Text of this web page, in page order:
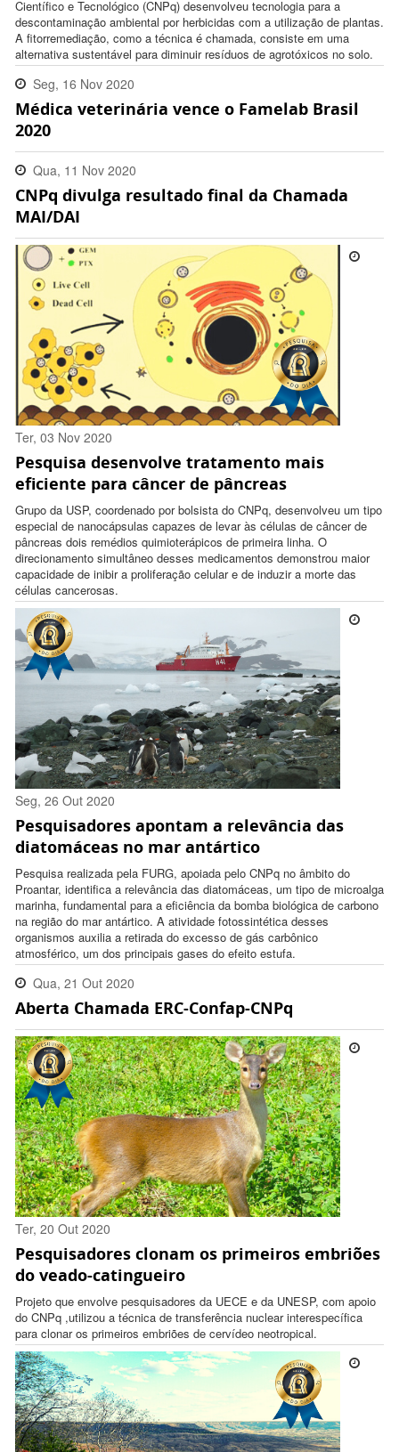
Científico e Tecnológico (CNPq) desenvolveu tecnologia para a
descontaminação ambiental por herbicidas com a utilização de plantas.
A fitorremediação, como a técnica é chamada, consiste em uma
alternativa sustentável para diminuir resíduos de agrotóxicos no solo.
Seg, 16 Nov 2020
09:42:00 -0300
Médica veterinária vence o Famelab Brasil
2020
Qua, 11 Nov 2020
12:05:00 -0300
CNPq divulga resultado final da Chamada
MAI/DAI
Ter, 03 Nov 2020
16:29:00 -0300
Pesquisa desenvolve tratamento mais
eficiente para câncer de pâncreas
Grupo da USP, coordenado por bolsista do CNPq, desenvolveu um tipo
especial de nanocápsulas capazes de levar às células de câncer de
pâncreas dois remédios quimioterápicos de primeira linha. O
direcionamento simultâneo desses medicamentos demonstrou maior
capacidade de inibir a proliferação celular e de induzir a morte das
células cancerosas.
Seg, 26 Out 2020
14:36:00 -0300
Pesquisadores apontam a relevância das
diatomáceas no mar antártico
Pesquisa realizada pela FURG, apoiada pelo CNPq no âmbito do
Proantar, identifica a relevância das diatomáceas, um tipo de microalga
marinha, fundamental para a eficiência da bomba biológica de carbono
na região do mar antártico. A atividade fotossintética desses
organismos auxilia a retirada do excesso de gás carbônico
atmosférico, um dos principais gases do efeito estufa.
Qua, 21 Out 2020
11:54:00 -0300
Aberta Chamada ERC-Confap-CNPq
Ter, 20 Out 2020
17:34:00 -0300
Pesquisadores clonam os primeiros embriões
do veado-catingueiro
Projeto que envolve pesquisadores da UECE e da UNESP, com apoio
do CNPq ,utilizou a técnica de transferência nuclear interespecífica
para clonar os primeiros embriões de cervídeo neotropical.